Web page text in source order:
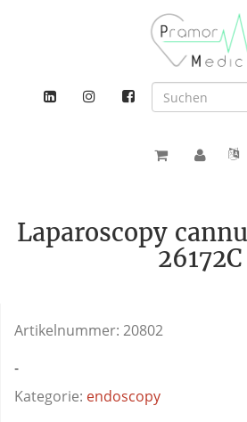
Laparoscopy
26172C
Artikelnummer: 20802
-
Kategorie: endoscopy